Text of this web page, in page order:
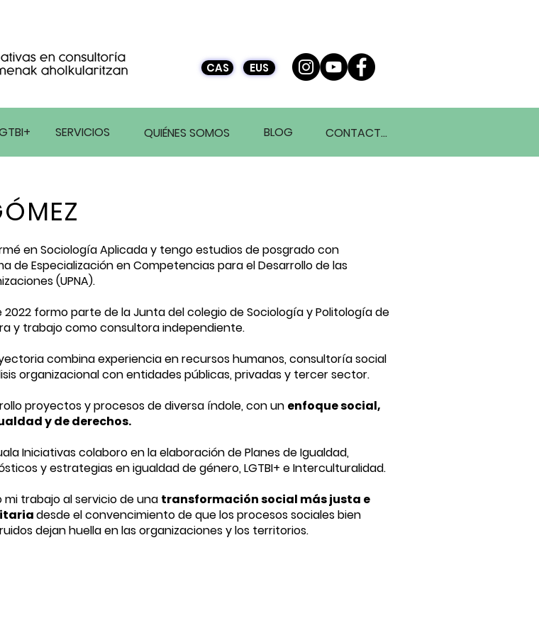
CAS EUS
SERVICIOS QUIÉNES SOMOS BLOG CONTACTO
en Sociología Aplicada y tengo estudios de posgrado con
de Especialización en Competencias para el Desarrollo de las
(UPNA).
2022 formo parte de la Junta del colegio de Sociología y Politología de
y trabajo como consultora independiente.
combina experiencia en recursos humanos, consultoría social
organizacional con entidades públicas, privadas y tercer sector.
proyectos y procesos de diversa índole, con un enfoque social,
y de derechos.
Iniciativas colaboro en la elaboración de Planes de Igualdad,
y estrategias en igualdad de género, LGTBI+ e Interculturalidad.
mi trabajo al servicio de una transformación social más justa e
desde el convencimiento de que los procesos sociales bien
dejan huella en las organizaciones y los territorios.